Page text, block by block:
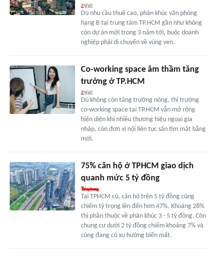
Dù nhu cầu thuê cao, phân khúc văn phòng
hạng B tại trung tâm TP.HCM gần như không
còn dự án mới trong 3 năm tới, buộc doanh
nghiệp phải di chuyển về vùng ven.
Co-working space âm thầm tăng
trưởng ở TP.HCM
Dù không còn tăng trưởng nóng, thị trường
co-working space tại TP.HCM vẫn mở rộng
hiện diện khi nhiều thương hiệu ngoại gia
nhập, còn đơn vị nội liên tục săn tìm mặt bằng
mới.
75% căn hộ ở TPHCM giao dịch
quanh mức 5 tỷ đồng
Tại TPHCM cũ, căn hộ trên 5 tỷ đồng cũng
chiếm tỷ trọng lên đến hơn 47%. Khoảng 28%
thị phần thuộc về phân khúc 3 - 5 tỷ đồng. Còn
chung cư dưới 2 tỷ đồng chiếm khoảng 7% và
cũng đang có xu hướng biến mất.